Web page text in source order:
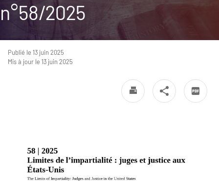
n°58/2025
Publié le 13 juin 2025
Mis à jour le 13 juin 2025